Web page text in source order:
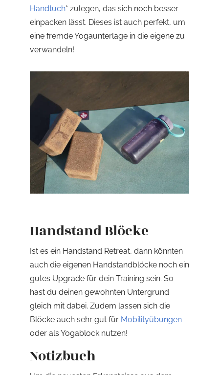
Handtuch* zulegen, das sich noch besser
einpacken lässt. Dieses ist auch perfekt, um
eine fremde Yogaunterlage in die eigene zu
verwandeln!
Handstand Blöcke
Ist es ein Handstand Retreat, dann könnten
auch die eigenen Handstandblöcke noch ein
gutes Upgrade für dein Training sein. So
hast du deinen gewohnten Untergrund
gleich mit dabei. Zudem lassen sich die
Blöcke auch sehr gut für Mobilityübungen
oder als Yogablock nutzen!
Notizbuch